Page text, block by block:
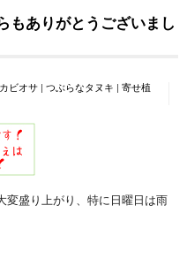
もありがとうございまし
ビオサ | つぶらなタヌキ | 寄せ植
変盛り上がり、特に日曜日は雨